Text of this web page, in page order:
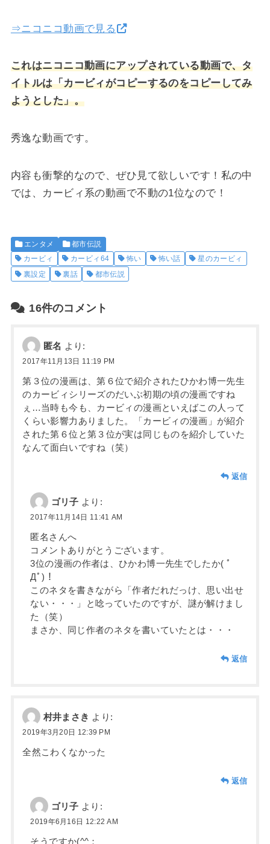
⇒ニコニコ動画で見る
これはニコニコ動画にアップされている動画で、タ
イトルは「カービィがコピーするのをコピーしてみ
ようとした」。
秀逸な動画です。
内容も衝撃的なので、ぜひ見て欲しいです！私の中
では、カービィ系の動画で不動の1位なので！
エンタメ
都市伝説
カービィ
カービィ64 怖い 怖い話
星のカービィ
裏設定
裏話 都市伝説
16件のコメント
匿名 より:
2017年11月13日 11:19 PM
第３位の漫画は、第６位で紹介されたひかわ博一先生
のカービィシリーズのだいぶ初期の頃の漫画ですね
ぇ…当時も今も、カービィの漫画といえばこの人って
くらい影響力ありました。「カービィの漫画」が紹介
された第６位と第３位が実は同じものを紹介していた
なんて面白いですね（笑）
返信
ゴリ子 より:
2017年11月14日 11:41 AM
匿名さんへ
コメントありがとうございます。
3位の漫画の作者は、ひかわ博一先生でしたか( ﾟ
Дﾟ)！
このネタを書きながら「作者だれだっけ、思い出せ
ない・・・」と唸っていたのですが、謎が解けまし
た（笑）
まさか、同じ作者のネタを書いていたとは・・・
返信
村井まさき より:
2019年3月20日 12:39 PM
全然こわくなかった
返信
ゴリ子 より:
2019年6月16日 12:22 AM
そうですか(^^；